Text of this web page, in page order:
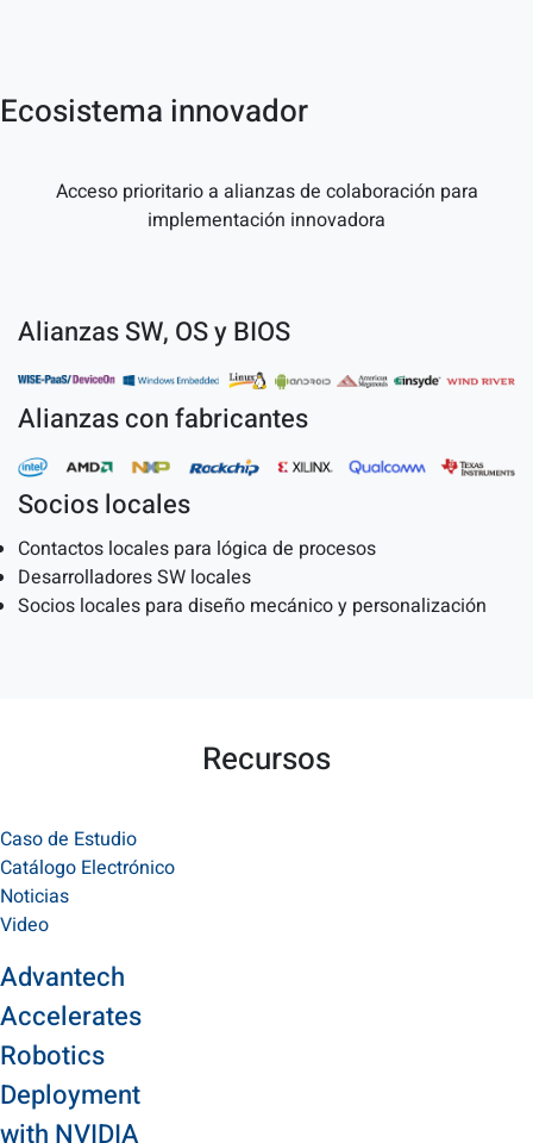
Ecosistema innovador
Acceso prioritario a alianzas de colaboración para
implementación innovadora
Alianzas SW, OS y BIOS
Alianzas con fabricantes
Socios locales
Contactos locales para lógica de procesos
Desarrolladores SW locales
Socios locales para diseño mecánico y personalización
Recursos
Caso de Estudio
Catálogo Electrónico
Noticias
Video
Advantech
Accelerates
Robotics
Deployment
with NVIDIA